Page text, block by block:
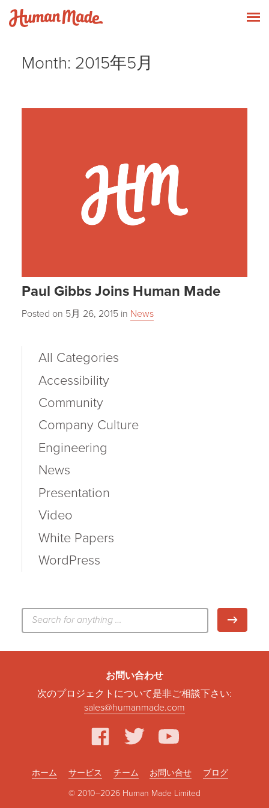
Skip to content
Month: 2015年5月
Paul Gibbs Joins Human Made
Posted on 5月 26, 2015 in News
All Categories
Accessibility
Community
Company Culture
Engineering
News
Presentation
Video
White Papers
WordPress
検
お問い合わせ
次のプロジェクトについて是非ご相談下さい:
sales@humanmade.com
facebook
twitter
© 2010–2026 Human Made Limited
ホーム サービス チーム お問い合せ ブログ